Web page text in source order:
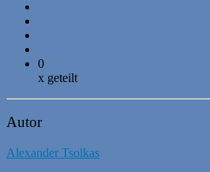
0
x geteilt
Autor
Alexander Tsolkas